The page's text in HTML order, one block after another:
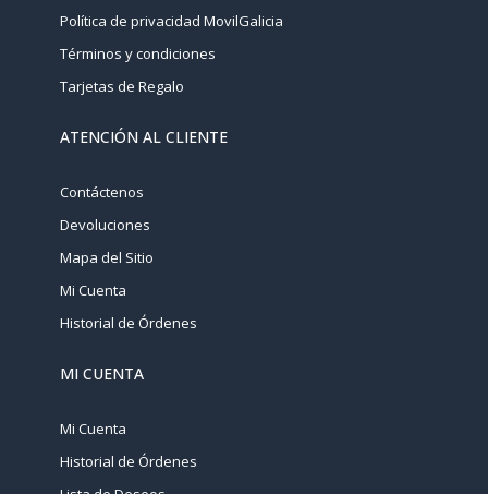
Política de privacidad MovilGalicia
Términos y condiciones
Tarjetas de Regalo
ATENCIÓN AL CLIENTE
Contáctenos
Devoluciones
Mapa del Sitio
Mi Cuenta
Historial de Órdenes
MI CUENTA
Mi Cuenta
Historial de Órdenes